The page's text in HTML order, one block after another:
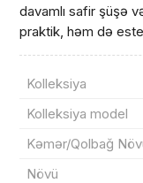
davamlı safir şüşə
praktik, həm də
Kolleksiya
Kolleksiya model
Kəmər/Qolbağ
Növü